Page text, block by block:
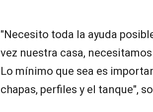
"Necesito toda la ayuda
vez nuestra casa,
Lo mínimo que sea es
chapas, perfiles y el tanque",